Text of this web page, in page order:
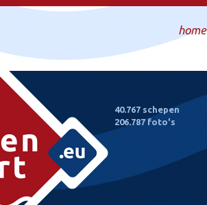
home
40.767 schepen
206.787 foto's